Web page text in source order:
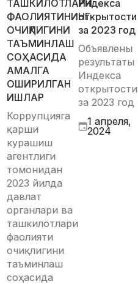
ТАШКИЛОТЛАРИ
ФАОЛИЯТИНИНГ
ОЧИҚЛИГИНИ
ТАЪМИНЛАШ
СОҲАСИДА
АМАЛГА
ОШИРИЛГАН
ИШЛАР
Коррупцияга
қарши
курашиш
агентлиги
томонидан
2023 йилда
давлат
органлари ва
ташкилотлари
фаолияти
очиқлигини
таъминлаш
соҳасида
Индекса
открытости
за 2023 год
Объявлены
результаты
Индекса
открытости
за 2023 год
1 апреля,
2024